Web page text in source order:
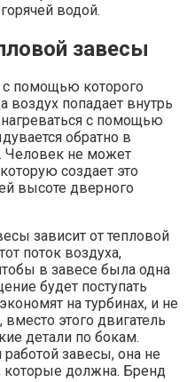
водой.
завесы
с помощью которого
воздух попадает внутрь
с помощью
обратно в
не может
создает это
высоте дверного
зависит от тепловой
поток воздуха,
в завесе была одна
будет поступать
на турбинах, и не
этого двигатель
детали по бокам.
завесы, она не
которые должна. Бренд